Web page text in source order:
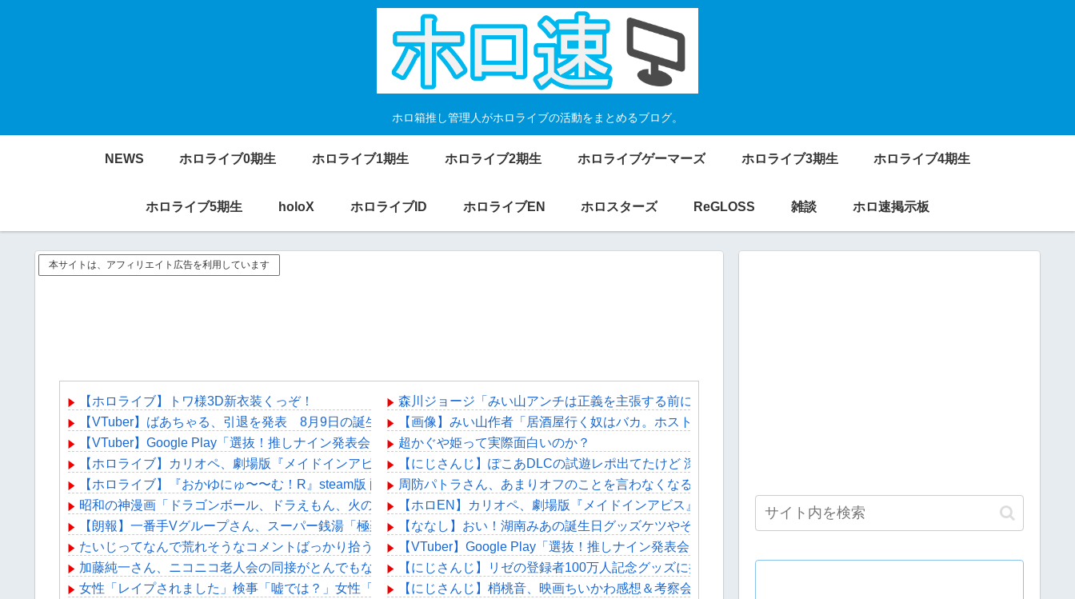
ホロ箱推し管理人がホロライブの活動をまとめるブログ。
NEWS ホロライブ0期生 ホロライブ1期生 ホロライブ2期生 ホロライブゲーマーズ ホロライブ3期生 ホロライブ4期生
ホロライブ5期生 holoX ホロライブID ホロライブEN ホロスターズ ReGLOSS 雑談 ホロ速掲示板
本サイトは、アフィリエイト広告を利用しています
【ホロライブ】トワ様3D新衣装くっぞ！
【VTuber】ばあちゃる、引退を発表 8月9日の誕生日配信で詳細を説明「ずっと続けられなくて本当にごめんなさい」【8/9(日)15:00】
【VTuber】Google Play「選抜！推しナイン発表会」出演者発表！『にじだけと思ってたけど座長と除夜のケツおるやんけ』
【ホロライブ】カリオペ、劇場版『メイドインアビス』主題歌担当に！！！
【ホロライブ】『おかゆにゅ〜〜む！R』steam版 配信開始延期のお詫びとお知らせ
昭和の神漫画「ドラゴンボール、ドラえもん、火の鳥、、、」令和→
【朗報】一番手Vグループさん、スーパー銭湯「極楽湯」とコラボ！
たいじってなんで荒れそうなコメントばっかり拾うんだろうな
加藤純一さん、ニコニコ老人会の同接がとんでもないことにｗｗｗｗｗｗｗｗｗｗ
女性「レイプされました」検事「嘘では？」女性「傷ついたので訴えます」
森川ジョージ「みい山アンチは正義を主張する前に漫画の無断転載をやめろよ」←これwwww
【画像】みい山作者「居酒屋行く奴はバカ。ホストの初回なら居酒屋より安く飲めてイケメンにチヤホヤされる」
超かぐや姫って実際面白いのか？
【にじさんじ】ぽこあDLCの試遊レポ出てたけど 深海エリアは皇女が絶対行けないレベルで草
周防パトラさん、あまりオフのことを言わなくなる？
【ホロEN】カリオペ、劇場版『メイドインアビス』第一部の主題歌を担当！『アニソン歌手としてもどんどん駆け上
【ななし】おい！湖南みあの誕生日グッズケツやぞ！！！要チェックや！！！
【VTuber】Google Play「選抜！推しナイン発表会」出演者発表！『にじだけと思ってたけど座長と除夜のケツおる
【にじさんじ】リゼの登録者100万人記念グッズに折りたたみ傘『傘で草』『晴れてても雨降りそう』
【にじさんじ】梢桃音、映画ちいかわ感想＆考察会＆平和的解決RTA！なんか道徳の授業みたい